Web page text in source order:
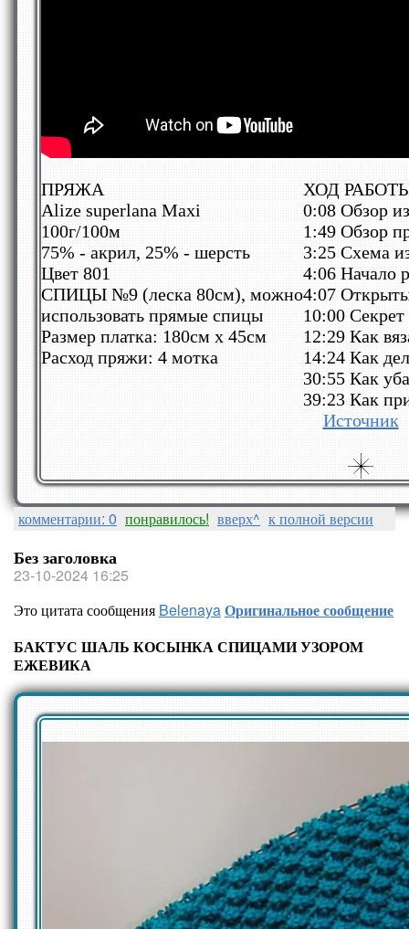
ПРЯЖА
Alize superlana Maxi
100г/100м
75% - акрил, 25% - шерсть
Цвет 801
СПИЦЫ №9 (леска 80см), можно
использовать прямые спицы
Размер платка: 180см х 45см
Расход пряжи: 4 мотка
ХОД
0:08 Обзор
1:49 Обзор
3:25 Схема
4:06 Начало
4:07
10:00 Секрет
12:29 Как
14:24 Как
30:55 Как
39:23 Как
Источник
комментарии: 0 понравилось! вверх^ к полной версии
Без заголовка
23-10-2024 16:25
Это цитата сообщения BelenayaОригинальное сообщение
БАКТУС ШАЛЬ КОСЫНКА СПИЦАМИ УЗОРОМ
ЕЖЕВИКА